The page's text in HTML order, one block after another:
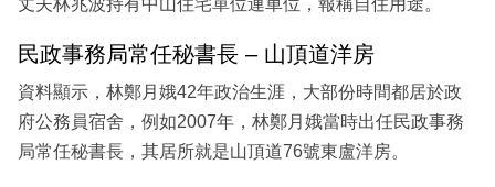
民政事務局常任秘書長 – 山頂道洋房
資料顯示，林鄭月娥42年政治生涯，大部份時間都居於政
府公務員宿舍，例如2007年，林鄭月娥當時出任民政事務
局常任秘書長，其居所就是山頂道76號東盧洋房。